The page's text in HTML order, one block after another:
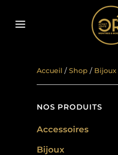
NOS PRODUITS
Accessoires
Bijoux
Accueil / Shop / Bijoux